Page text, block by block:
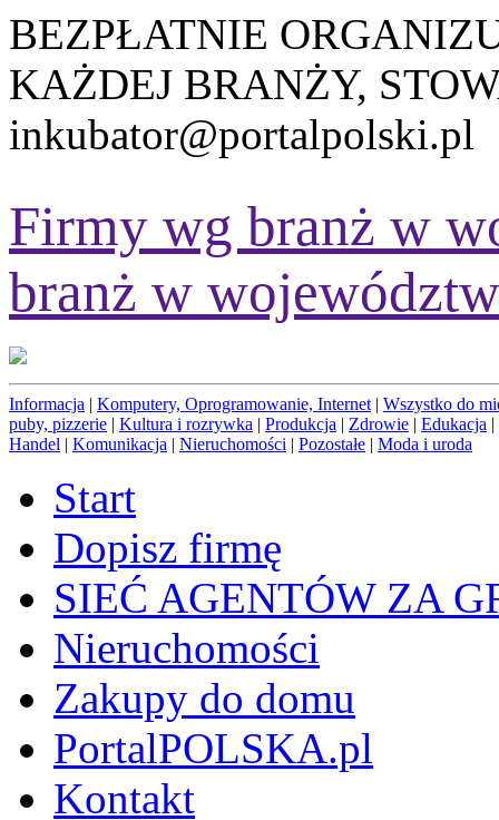
BEZPŁATNIE
KAŻDEJ BRANŻY,
inkubator@portalpolski.pl
Firmy wg branż w
branż w
Informacja | Komputery, Oprogramowanie, Internet | Wszystko do
puby, pizzerie | Kultura i rozrywka | Produkcja | Zdrowie | Edukacja |
Handel | Komunikacja | Nieruchomości | Pozostałe | Moda i uroda
Start
Dopisz firmę
SIEĆ AGENTÓW ZA
Nieruchomości
Zakupy do domu
PortalPOLSKA.pl
Kontakt